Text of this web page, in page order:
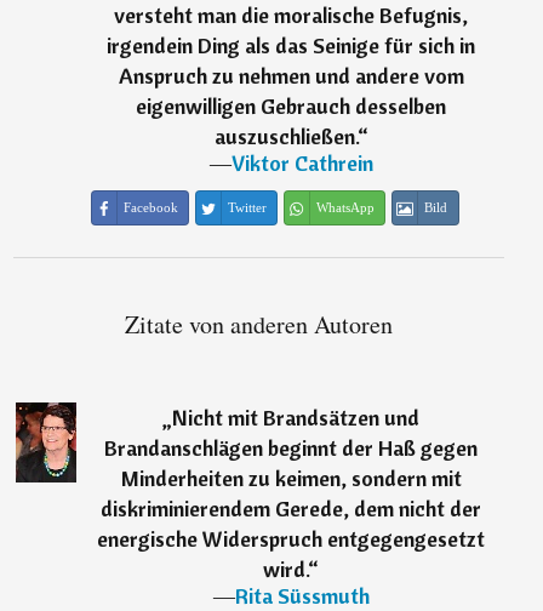
versteht man die moralische Befugnis,
irgendein Ding als das Seinige für sich in
Anspruch zu nehmen und andere vom
eigenwilligen Gebrauch desselben
auszuschließen.“
―Viktor Cathrein
Facebook Twitter WhatsApp Bild
Zitate von anderen Autoren
„Nicht mit Brandsätzen und
Brandanschlägen beginnt der Haß gegen
Minderheiten zu keimen, sondern mit
diskriminierendem Gerede, dem nicht der
energische Widerspruch entgegengesetzt
wird.“
―Rita Süssmuth